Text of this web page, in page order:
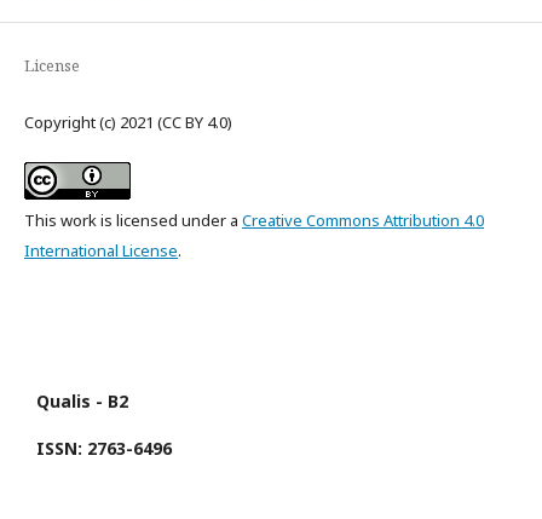
License
Copyright (c) 2021 (CC BY 4.0)
This work is licensed under a Creative Commons Attribution 4.0
International License.
Qualis - B2
ISSN: 2763-6496